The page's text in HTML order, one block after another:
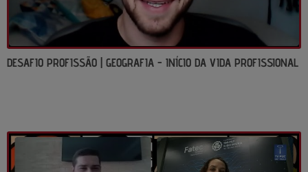
DESAFIO PROFISSÃO | GEOGRAFIA - INÍCIO DA VIDA PROFISSIONAL